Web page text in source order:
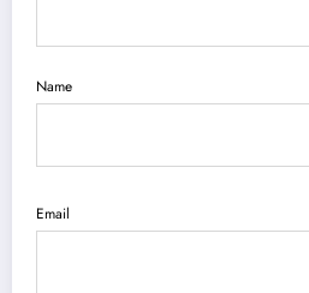
Name
Email